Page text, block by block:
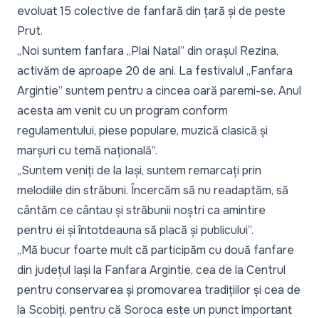
evoluat 15 colective de fanfară din țară și de peste
Prut.
„Noi suntem fanfara „Plai Natal” din orașul Rezina,
activăm de aproape 20 de ani. La festivalul „Fanfara
Argintie” suntem pentru a cincea oară paremi-se. Anul
acesta am venit cu un program conform
regulamentului, piese populare, muzică clasică și
marșuri cu temă națională”.
„Suntem veniți de la Iași, suntem remarcați prin
melodiile din străbuni. Încercăm să nu readaptăm, să
cântăm ce cântau și străbunii noștri ca amintire
pentru ei și întotdeauna să placă și publicului”.
„Mă bucur foarte mult că participăm cu două fanfare
din județul Iași la Fanfara Argintie, cea de la Centrul
pentru conservarea și promovarea tradițiilor și cea de
la Scobiți, pentru că Soroca este un punct important